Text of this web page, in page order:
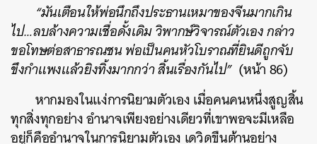
“มันเตือนให้พ่อนึกถึงประธานเหมาของจีนมากเกิน
ไป…ลบล้างความเชื่อดั้งเดิม วิพากษ์วิจารณ์ตัวเอง กล่าว
ขอโทษต่อสาธารณชน พ่อเป็นคนหัวโบราณที่ยินดีถูกจับ
ขึงกำแพงแล้วยิงทิ้งมากกว่า สิ้นเรื่องกันไป” (หน้า 86)
หากมองในแง่การนิยามตัวเองเมื่อคนคนหนึ่งสูญสิ้น
ทุกสิ่งทุกอย่าง อำนาจเพียงอย่างเดียวที่เขาพอจะมีเหลือ
อยู่ก็คืออำนาจในการนิยามตัวเอง เดวิดขืนต้านอย่าง